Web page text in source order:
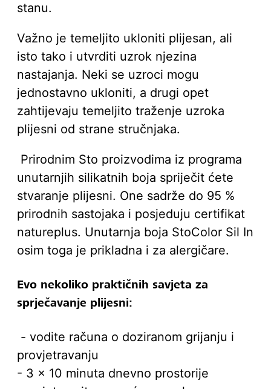
stanu.
Važno je temeljito ukloniti plijesan, ali
isto tako i utvrditi uzrok njezina
nastajanja. Neki se uzroci mogu
jednostavno ukloniti, a drugi opet
zahtijevaju temeljito traženje uzroka
plijesni od strane stručnjaka.
Prirodnim Sto proizvodima iz programa
unutarnjih silikatnih boja spriječit ćete
stvaranje plijesni. One sadrže do 95 %
prirodnih sastojaka i posjeduju certifikat
natureplus. Unutarnja boja StoColor Sil In
osim toga je prikladna i za alergičare.
Evo nekoliko praktičnih savjeta za
sprječavanje plijesni:
- vodite računa o doziranom grijanju i
provjetravanju
- 3 x 10 minuta dnevno prostorije